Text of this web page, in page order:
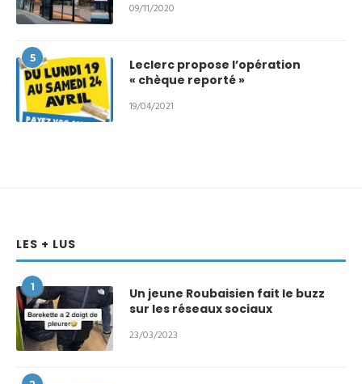
09/11/2020
5
Leclerc propose l’opération
« chèque reporté »
19/04/2021
LES + LUS
1
Un jeune Roubaisien fait le buzz
sur les réseaux sociaux
23/03/2023